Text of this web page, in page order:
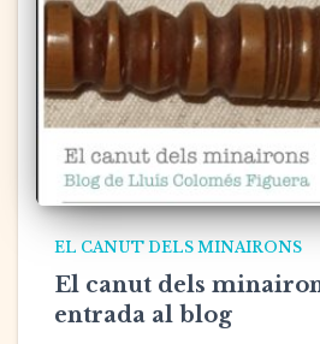
EL CANUT DELS MINAIRONS
El canut dels
entrada al blog